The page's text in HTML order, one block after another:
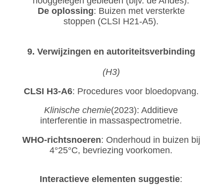
De oplossing: Buizen met versterkte
stoppen (CLSI H21-A5).
9. Verwijzingen en autoriteitsverbinding
(H3)
CLSI H3-A6: Procedures voor bloedopvang.
Klinische chemie(2023): Additieve
interferentie in massaspectrometrie.
WHO-richtsnoeren: Onderhoud in buizen bij
4°25°C, bevriezing voorkomen.
Interactieve elementen suggestie: